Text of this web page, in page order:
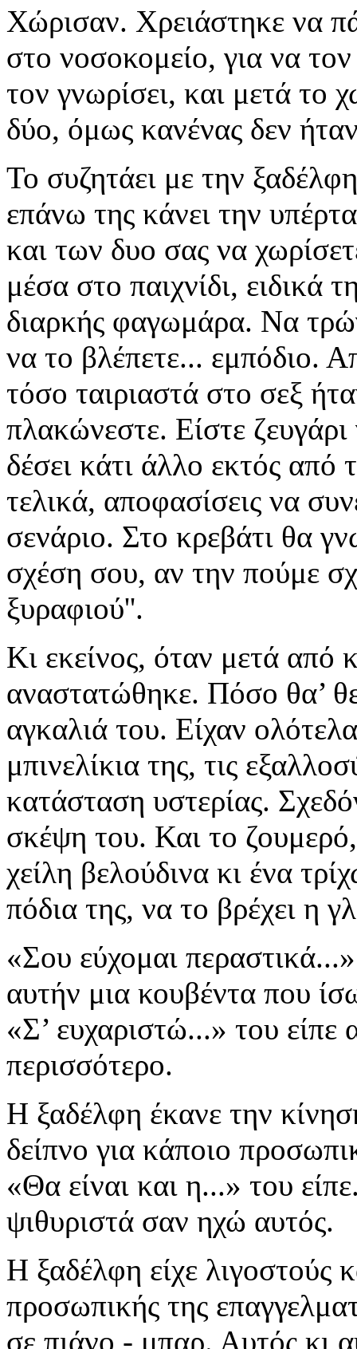
Χώρισαν. Χρειάστηκε να
στο νοσοκομείο, για να
τον γνωρίσει, και μετά το
δύο, όμως κανένας δεν
Το συζητάει με την
επάνω της κάνει την
και των δυο σας να
μέσα στο παιχνίδι, ειδικά
διαρκής φαγωμάρα. Να
να το βλέπετε... εμπόδιο.
τόσο ταιριαστά στο σεξ
πλακώνεστε. Είστε
δέσει κάτι άλλο εκτός από
τελικά, αποφασίσεις να
σενάριο. Στο κρεβάτι θα
σχέση σου, αν την πούμε
ξυραφιού''.
Κι εκείνος, όταν μετά
αναστατώθηκε. Πόσο θα’
αγκαλιά του. Είχαν
μπινελίκια της, τις
κατάσταση υστερίας.
σκέψη του. Και το
χείλη βελούδινα κι ένα
πόδια της, να το βρέχει η
«Σου εύχομαι
αυτήν μια κουβέντα που
«Σ’ ευχαριστώ...» του
περισσότερο.
Η ξαδέλφη έκανε την
δείπνο για κάποιο
«Θα είναι και η...» του
ψιθυριστά σαν ηχώ αυτός.
Η ξαδέλφη είχε λιγοστούς
προσωπικής της
σε πιάνο - μπαρ. Αυτός κι